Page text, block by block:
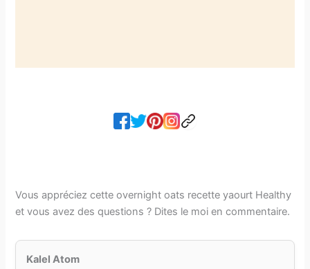
Vous appréciez cette overnight oats recette yaourt​ Healthy
et vous avez des questions ? Dites le moi en commentaire.
Kalel Atom